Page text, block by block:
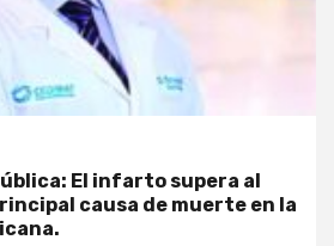
El infarto supera al
causa de muerte en la